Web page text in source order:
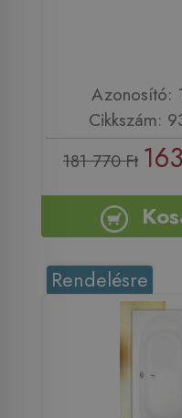
Azonosító:
Cikkszám:
181 770 Ft
Rendelésre